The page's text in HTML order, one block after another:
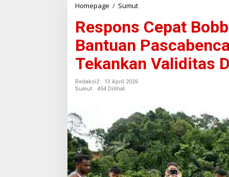
Homepage / Sumut
s
p
o
n
s
C
B
o
b
b
y
N
a
Respons Cepat
Bantuan
Tekankan Validitas
Redaksi2
13 April 2026
Sumut
454 Dilihat